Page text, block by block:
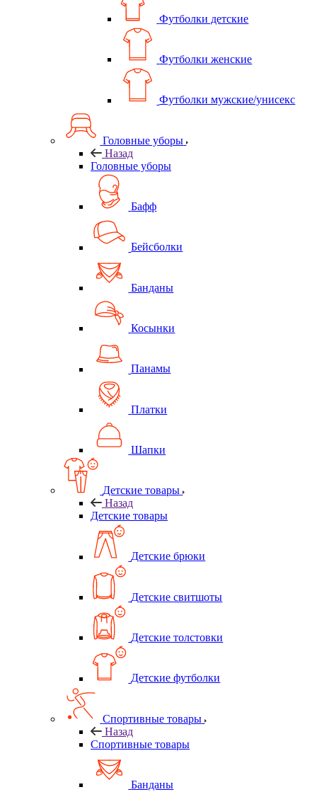
Футболки детские
Футболки женские
Футболки мужские/унисекс
Головные уборы
Назад
Головные уборы
Бафф
Бейсболки
Банданы
Косынки
Панамы
Платки
Шапки
Детские товары
Назад
Детские товары
Детские брюки
Детские свитшоты
Детские толстовки
Детские футболки
Спортивные товары
Назад
Спортивные товары
Банданы